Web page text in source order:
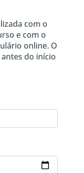
com o
e com o
online. O
do início